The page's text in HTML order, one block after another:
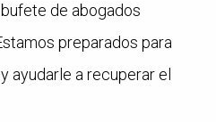
de abogados
preparados para
ayudarle a recuperar el